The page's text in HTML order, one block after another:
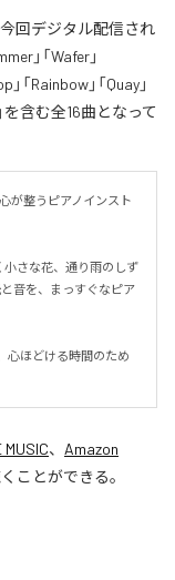
今回デジタル配信され
」「Wafer」
「Rainbow」「Quay」
」を含む全16曲となって
が整うピアノインスト
小さな花、通り雨のしず
音を、まっすぐなピア
心ほどける時間のため
MUSIC、 Amazon
ことができる。